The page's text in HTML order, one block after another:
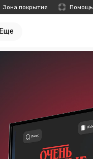
Зона покрытия Помощь
Еще